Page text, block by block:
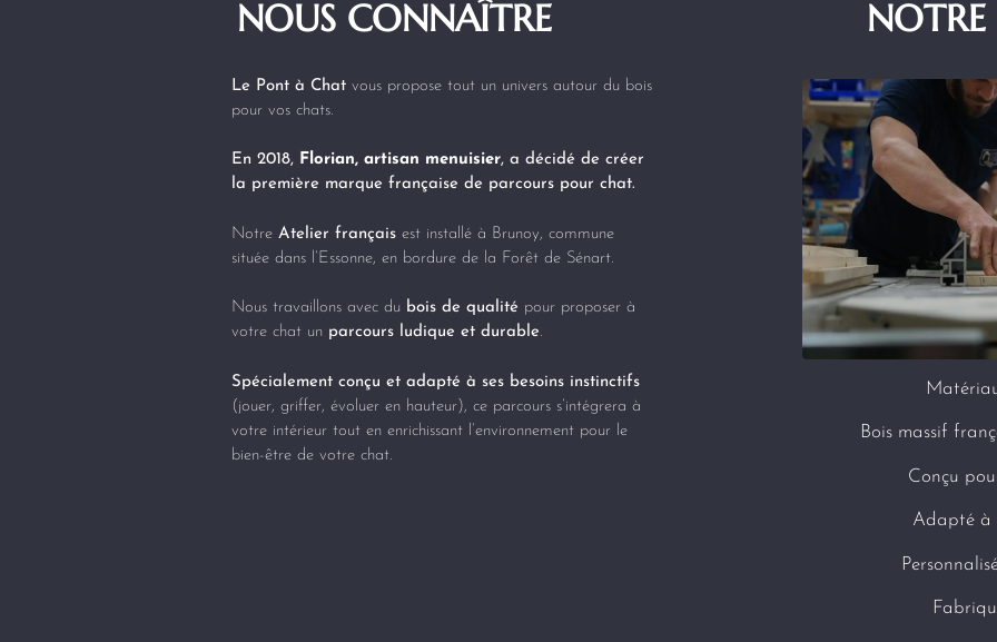
NOUS CONNAÎTRE
Le Pont à Chat vous propose tout un univers autour du bois
pour vos chats.
En 2018, Florian, artisan menuisier, a décidé de créer
la première marque française de parcours pour chat.
NotreAtelier français est installé à Brunoy, commune
située dans l’Essonne, en bordure de la Forêt de Sénart.
Nous travaillons avec du bois de qualité pour proposer à
votre chat un parcours ludique et durable.
Spécialement conçu et adapté à ses besoins instinctifs
(jouer, griffer, évoluer en hauteur), ce parcours s’intégrera à
votre intérieur tout en enrichissant l’environnement pour le
bien-être de votre chat.
Bois massif
Conçu
Adapté à